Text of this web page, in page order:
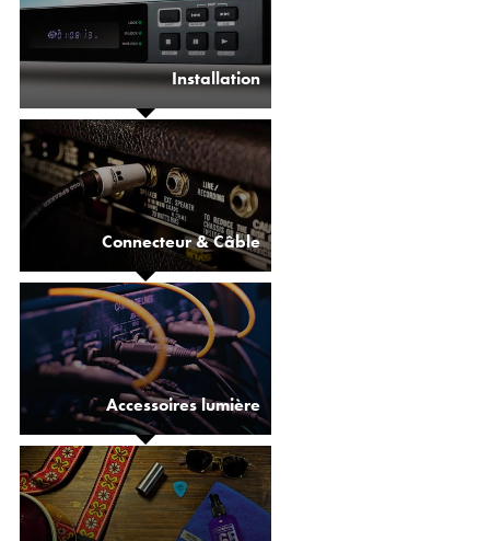
Installation
Connecteur & Câble
Accessoires lumière